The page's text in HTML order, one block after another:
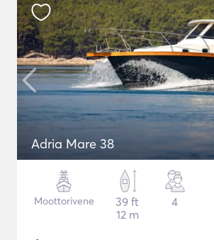
Adria Mare 38
Moottorivene
39 ft
12 m
4